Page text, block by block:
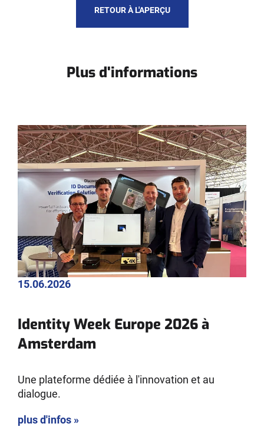
RETOUR À L'APERÇU
Plus d'informations
15.06.2026
Identity Week Europe 2026 à
Amsterdam
Une plateforme dédiée à l'innovation et au
dialogue.
plus d'infos »